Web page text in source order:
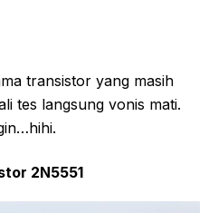
transistor yang masih
tes langsung vonis mati.
2N5551